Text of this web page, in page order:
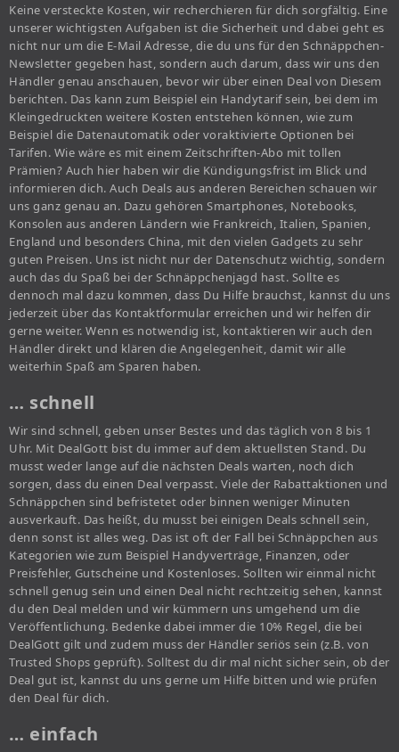
Keine versteckte Kosten, wir recherchieren für dich sorgfältig. Eine
unserer wichtigsten Aufgaben ist die Sicherheit und dabei geht es
nicht nur um die E-Mail Adresse, die du uns für den Schnäppchen-
Newsletter gegeben hast, sondern auch darum, dass wir uns den
Händler genau anschauen, bevor wir über einen Deal von Diesem
berichten. Das kann zum Beispiel ein Handytarif sein, bei dem im
Kleingedruckten weitere Kosten entstehen können, wie zum
Beispiel die Datenautomatik oder voraktivierte Optionen bei
Tarifen. Wie wäre es mit einem Zeitschriften-Abo mit tollen
Prämien? Auch hier haben wir die Kündigungsfrist im Blick und
informieren dich. Auch Deals aus anderen Bereichen schauen wir
uns ganz genau an. Dazu gehören Smartphones, Notebooks,
Konsolen aus anderen Ländern wie Frankreich, Italien, Spanien,
England und besonders China, mit den vielen Gadgets zu sehr
guten Preisen. Uns ist nicht nur der Datenschutz wichtig, sondern
auch das du Spaß bei der Schnäppchenjagd hast. Sollte es
dennoch mal dazu kommen, dass Du Hilfe brauchst, kannst du uns
jederzeit über das Kontaktformular erreichen und wir helfen dir
gerne weiter. Wenn es notwendig ist, kontaktieren wir auch den
Händler direkt und klären die Angelegenheit, damit wir alle
weiterhin Spaß am Sparen haben.
… schnell
Wir sind schnell, geben unser Bestes und das täglich von 8 bis 1
Uhr. Mit DealGott bist du immer auf dem aktuellsten Stand. Du
musst weder lange auf die nächsten Deals warten, noch dich
sorgen, dass du einen Deal verpasst. Viele der Rabattaktionen und
Schnäppchen sind befristetet oder binnen weniger Minuten
ausverkauft. Das heißt, du musst bei einigen Deals schnell sein,
denn sonst ist alles weg. Das ist oft der Fall bei Schnäppchen aus
Kategorien wie zum Beispiel Handyverträge, Finanzen, oder
Preisfehler, Gutscheine und Kostenloses. Sollten wir einmal nicht
schnell genug sein und einen Deal nicht rechtzeitig sehen, kannst
du den Deal melden und wir kümmern uns umgehend um die
Veröffentlichung. Bedenke dabei immer die 10% Regel, die bei
DealGott gilt und zudem muss der Händler seriös sein (z.B. von
Trusted Shops geprüft). Solltest du dir mal nicht sicher sein, ob der
Deal gut ist, kannst du uns gerne um Hilfe bitten und wie prüfen
den Deal für dich.
… einfach